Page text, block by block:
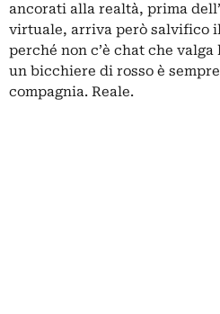
ancorati alla realtà, prima
virtuale, arriva però salvifico
perché non c’è chat che
un bicchiere di rosso è
compagnia. Reale.